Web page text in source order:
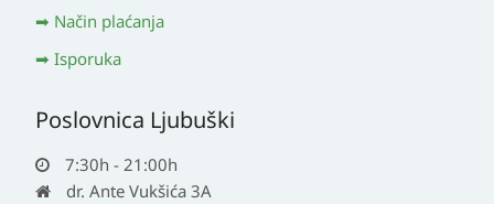
Način plaćanja
Isporuka
Poslovnica Ljubuški
7:30h - 21:00h
dr. Ante Vukšića 3A